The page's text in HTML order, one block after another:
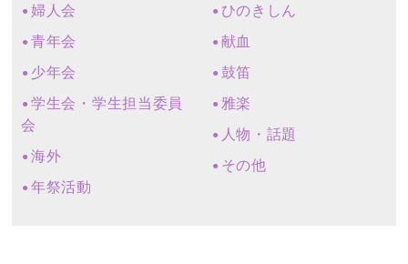
婦人会
青年会
少年会
学生会・学生担当委員
会
海外
年祭活動
ひのきしん
献血
鼓笛
雅楽
人物・話題
その他